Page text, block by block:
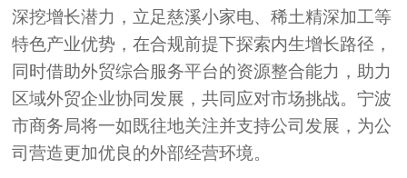
深挖增长潜力，立足慈溪小家电、稀土精深加工等
特色产业优势，在合规前提下探索内生增长路径，
同时借助外贸综合服务平台的资源整合能力，助力
区域外贸企业协同发展，共同应对市场挑战。宁波
市商务局将一如既往地关注并支持公司发展，为公
司营造更加优良的外部经营环境。